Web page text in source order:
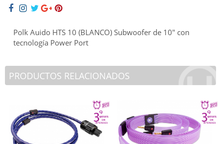
Polk Auido HTS 10 (BLANCO) Subwoofer de 10" con
tecnología Power Port
PRODUCTOS RELACIONADOS